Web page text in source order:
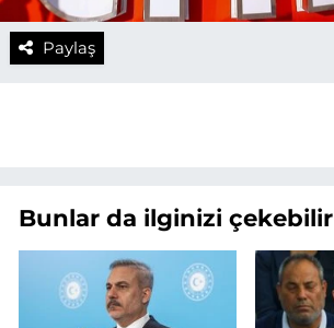
Paylaş
Bunlar da ilginizi çekebilir